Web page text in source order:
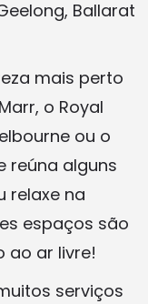
Ballarat
mais perto
o Royal
ou o
reúna alguns
relaxe na
espaços são
ao ar livre!
serviços